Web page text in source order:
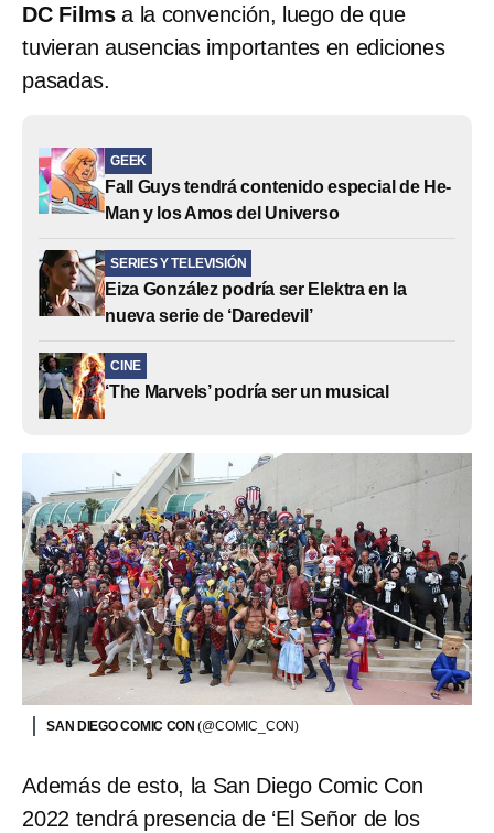
DC Films a la convención, luego de que
tuvieran ausencias importantes en ediciones
pasadas.
GEEK
Fall Guys tendrá contenido especial de He-
Man y los Amos del Universo
SERIES Y TELEVISIÓN
Eiza González podría ser Elektra en la
nueva serie de ‘Daredevil’
CINE
‘The Marvels’ podría ser un musical
SAN DIEGO COMIC CON(@COMIC_CON)
Además de esto, la San Diego Comic Con
2022 tendrá presencia de ‘El Señor de los